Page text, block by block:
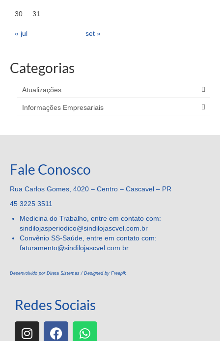
30 31
« jul set »
Categorias
Atualizações
Informações Empresariais
Fale Conosco
Rua Carlos Gomes, 4020 – Centro – Cascavel – PR
45 3225 3511
Medicina do Trabalho, entre em contato com:
sindilojasperiodico@sindilojascvel.com.br
Convênio SS-Saúde, entre em contato com:
faturamento@sindilojascvel. com.br
Desenvolvido por Direta Sistemas / Designed by Freepik
Redes Sociais